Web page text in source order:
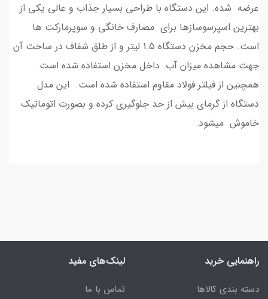
عرضه شده. این دستگاه با طراحی بسیار جذاب و عالی یکی از
بهترین اسپرسوسازها برای مصارف خانگی و سوپرمارکت ها
است. حجم مخزن دستگاه 1.5 لیتر و از طلق شفاف در ساخت آن
جهت مشاهده میزان آب داخل مخزن استفاده شده است.
همچنین از فیلتر فولاد مقاوم استفاده شده است. این مدل
دستگاه از گرمای بیش از حد جلوگیری کرده و بصورت اتوماتیک
خاموش میشود.
راهنمایی خرید
دسته بندی کالاها
لینک‌های مفید
تماس با ما